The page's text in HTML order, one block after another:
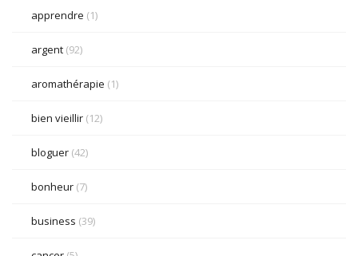
apprendre (1)
argent (92)
aromathérapie (1)
bien vieillir (12)
bloguer (42)
bonheur (7)
business (39)